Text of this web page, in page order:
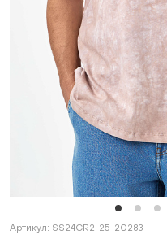
Артикул: SS24CR2-25-20283